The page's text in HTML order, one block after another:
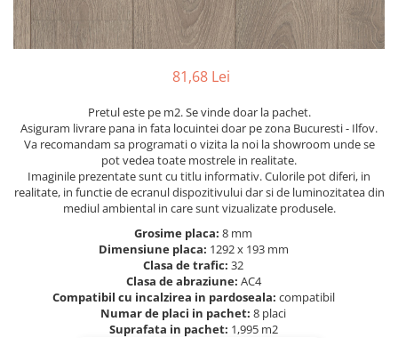
River 12 mm
Timeless 12mm
Woodstock XL 10mm
Woodstock XL 8mm
ADO Floor - SPC
Finsa - Laminat
Finfloor 12mm
Kaindl - Laminat
Kronotex - Laminat
81,68 Lei
Pretul este pe m2. Se vinde doar la pachet.
Asiguram livrare pana in fata locuintei doar pe zona Bucuresti - Ilfov.
Va recomandam sa programati o vizita la noi la showroom unde se
pot vedea toate mostrele in realitate.
Imaginile prezentate sunt cu titlu informativ. Culorile pot diferi, in
realitate, in functie de ecranul dispozitivului dar si de luminozitatea din
mediul ambiental in care sunt vizualizate produsele.
Grosime placa: 8 mm
Dimensiune placa: 1292 x 193 mm
Clasa de trafic: 32
Clasa de abraziune: AC4
Compatibil cu incalzirea in pardoseala: compatibil
Numar de placi in pachet: 8 placi
Suprafata in pachet: 1,995 m2